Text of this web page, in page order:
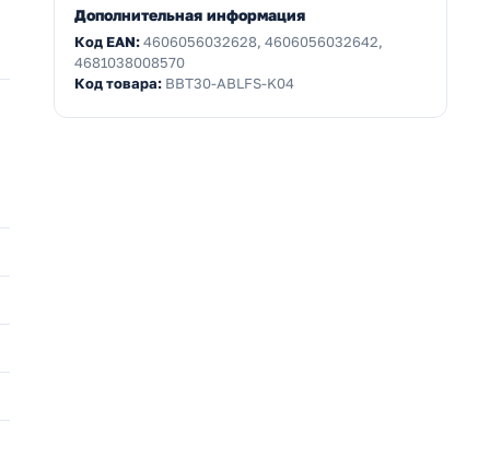
Дополнительная информация
Код EAN:4606056032628, 4606056032642,
4681038008570
Код товара: BBT30-ABLFS-K04